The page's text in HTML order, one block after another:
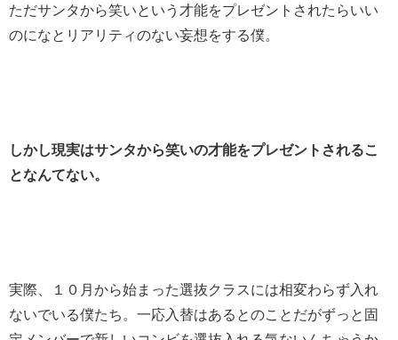
ただサンタから笑いという才能をプレゼントされたらいい
のになとリアリティのない妄想をする僕。
しかし現実はサンタから笑いの才能をプレゼントされるこ
となんてない。
実際、１０月から始まった選抜クラスには相変わらず入れ
ないでいる僕たち。一応入替はあるとのことだがずっと固